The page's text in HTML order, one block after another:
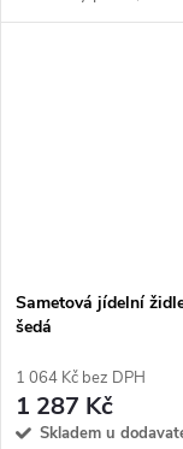
Pozn. Židle
Sametová jídelní
šedá
1 064 Kč bez DPH
1 287 Kč
Skladem u